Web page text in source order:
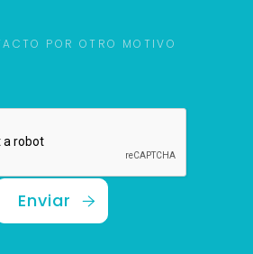
POR OTRO MOTIVO
Enviar